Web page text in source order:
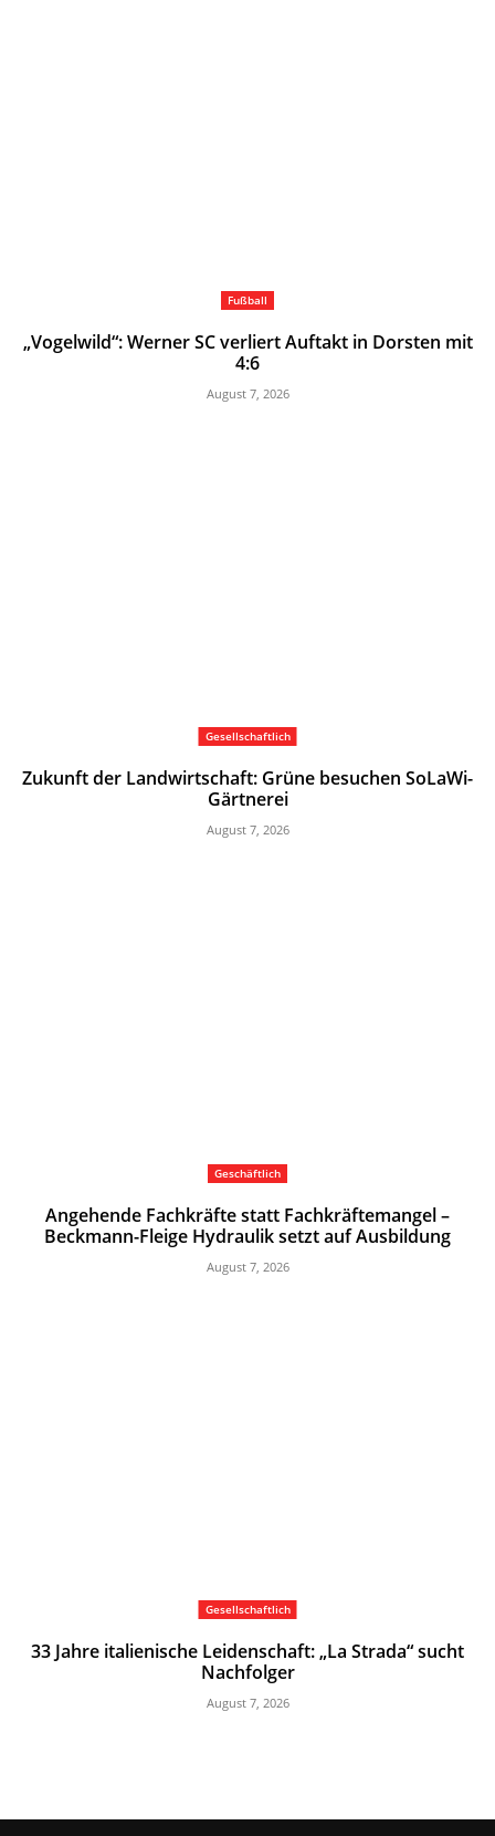
Fußball
„Vogelwild“: Werner SC verliert Auftakt in Dorsten mit
4:6
August 7, 2026
Gesellschaftlich
Zukunft der Landwirtschaft: Grüne besuchen SoLaWi-
Gärtnerei
August 7, 2026
Geschäftlich
Angehende Fachkräfte statt Fachkräftemangel –
Beckmann-Fleige Hydraulik setzt auf Ausbildung
August 7, 2026
Gesellschaftlich
33 Jahre italienische Leidenschaft: „La Strada“ sucht
Nachfolger
August 7, 2026